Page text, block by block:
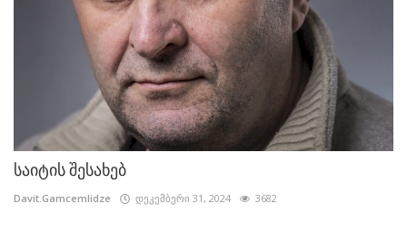
საიტის შესახებ
Davit.Gamcemlidze დეკემბერი 31, 2024 3682